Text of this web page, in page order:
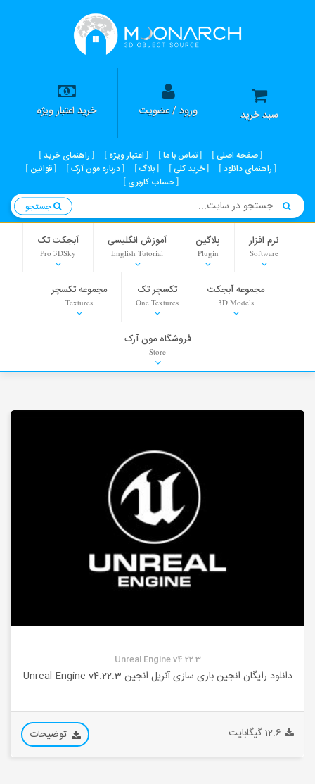
سبد خرید ورود / عضویت خرید اعتبار ویژه
صفحه اصلی تماس با ما اعتبار ویژه
راهنمای خرید
راهنمای دانلود
خرید کلی بلاگ درباره مون آرک
قوانین
حساب کاربری
نرم افزار
Software
پلاگین
Plugin
آموزش انگلیسی
English Tutorial
آبجکت تک
Pro 3DSky
مجموعه آبجکت
3D Models
تکسچر تک
One Textures
مجموعه تکسچر
Textures
PNG-PSD
Background
Stock Images
فروشگاه مون آرک
Store
Unreal Engine v4.22.3
دانلود رایگان انجین بازی سازی آنریل انجین Unreal Engine v4.22.3
12.6 گیگابایت توضیحات